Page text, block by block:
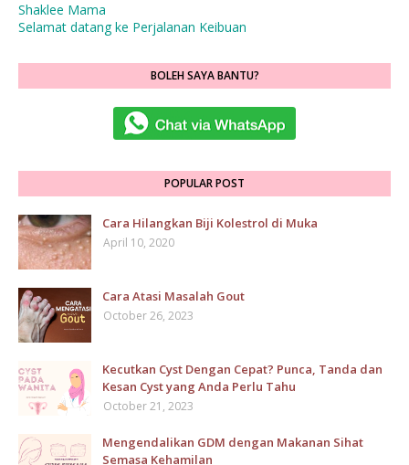
Shaklee Mama
Selamat datang ke Perjalanan Keibuan
BOLEH SAYA BANTU?
POPULAR POST
Cara Hilangkan Biji Kolestrol di Muka
April 10, 2020
Cara Atasi Masalah Gout
October 26, 2023
Kecutkan Cyst Dengan Cepat? Punca, Tanda dan
Kesan Cyst yang Anda Perlu Tahu
October 21, 2023
Mengendalikan GDM dengan Makanan Sihat
Semasa Kehamilan